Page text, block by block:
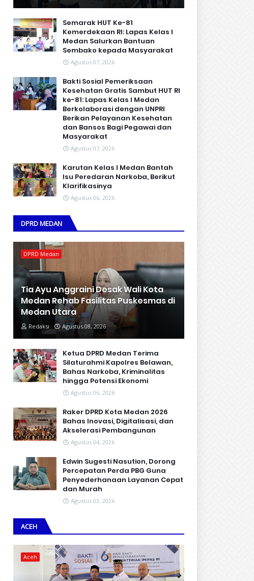
Semarak HUT Ke-81
Kemerdekaan RI: Lapas Kelas I
Medan Salurkan Bantuan
Sembako kepada Masyarakat
Agustus 07, 2026
Bakti Sosial Pemeriksaan
Kesehatan Gratis Sambut HUT RI
ke-81: Lapas Kelas I Medan
Berkolaborasi dengan UNPRI
Berikan Pelayanan Kesehatan
dan Bansos Bagi Pegawai dan
Masyarakat
Agustus 07, 2026
Karutan Kelas I Medan Bantah
Isu Peredaran Narkoba, Berikut
Klarifikasinya
Agustus 06, 2026
DPRD MEDAN
DPRD Medan
Tia Ayu Anggraini Desak Wali Kota
Medan Rehab Fasilitas Puskesmas di
Medan Utara
Redaksi Agustus 08, 2026
Ketua DPRD Medan Terima
Silaturahmi Kapolres Belawan,
Bahas Narkoba, Kriminalitas
hingga Potensi Ekonomi
Agustus 06, 2026
Raker DPRD Kota Medan 2026
Bahas Inovasi, Digitalisasi, dan
Akselerasi Pembangunan
Agustus 04, 2026
Edwin Sugesti Nasution, Dorong
Percepatan Perda PBG Guna
Penyederhanaan Layanan Cepat
dan Murah
Agustus 03, 2026
ACEH
Aceh